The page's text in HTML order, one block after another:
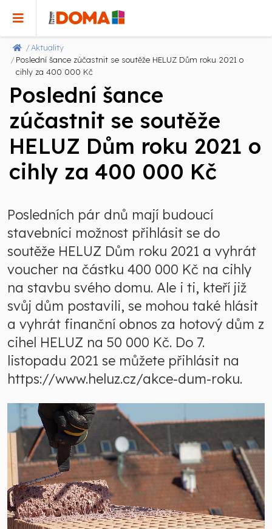
Aktuality
Poslední šance zúčastnit se soutěže HELUZ Dům roku 2021 o
cihly za 400 000 Kč
Poslední šance
zúčastnit se soutěže
HELUZ Dům roku 2021 o
cihly za 400 000 Kč
Posledních pár dnů mají budoucí
stavebníci možnost přihlásit se do
soutěže HELUZ Dům roku 2021 a vyhrát
voucher na částku 400 000 Kč na cihly
na stavbu svého domu. Ale i ti, kteří již
svůj dům postavili, se mohou také hlásit
a vyhrát finanční obnos za hotový dům z
cihel HELUZ na 50 000 Kč. Do 7.
listopadu 2021 se můžete přihlásit na
https://www.heluz.cz/akce-dum-roku.